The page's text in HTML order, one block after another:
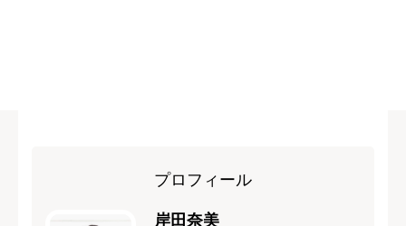
プロフィール
岸田奈美